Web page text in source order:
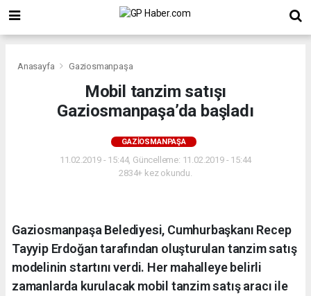
Anasayfa Gaziosmanpaşa
Mobil tanzim satışı
Gaziosmanpaşa’da başladı
GAZIOSMANPAŞA
11.02.2019 - 15:44, Güncelleme: 11.02.2019 - 15:44
2834+ kez okundu.
Gaziosmanpaşa Belediyesi, Cumhurbaşkanı Recep
Tayyip Erdoğan tarafından oluşturulan tanzim satış
modelinin startını verdi. Her mahalleye belirli
zamanlarda kurulacak mobil tanzim satış aracı ile